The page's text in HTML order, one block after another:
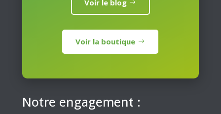
Voir le blog
Voir la boutique
Notre engagement :